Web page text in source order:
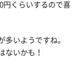
円くらいするので喜
多いようですね。
ないかも！